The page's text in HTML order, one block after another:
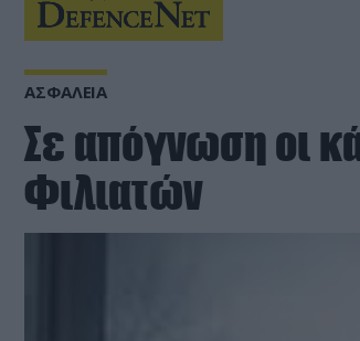
ΑΣΦΑΛΕΙΑ
Σε απόγνωση οι
Φιλιατών